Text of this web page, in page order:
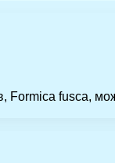
Formica fusca,